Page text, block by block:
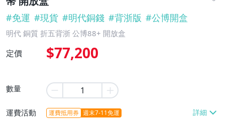
#免運 #現貨 #明代銅錢 #背浙版 #公博開盒
明代 銅質 折五背浙 公博88+ 開放盒
定價 $77,200
數量
運費活動 運費抵用券 週末7-11免運